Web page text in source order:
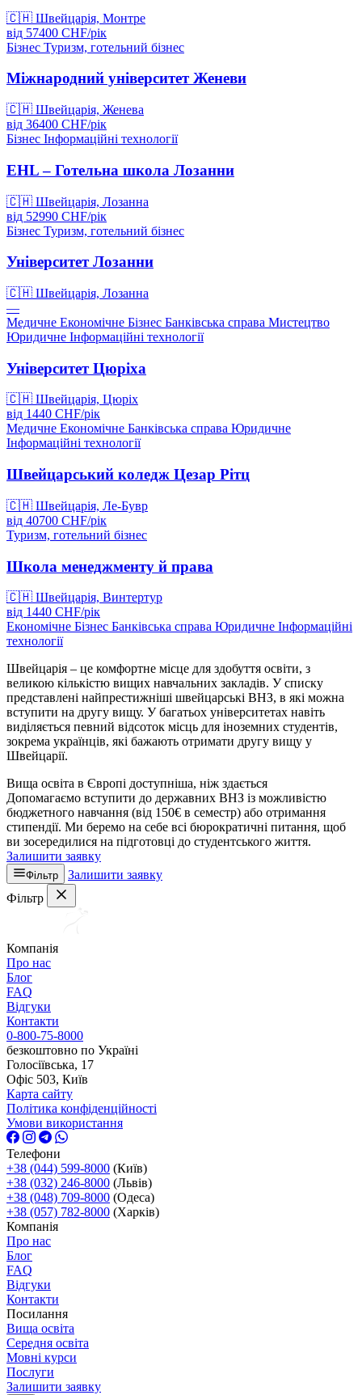
🇨🇭 Швейцарія, Монтре
від 57400 CHF/рік
Бізнес Туризм, готельний бізнес
Міжнародний університет Женеви
🇨🇭 Швейцарія, Женева
від 36400 CHF/рік
Бізнес Інформаційні технології
EHL – Готельна школа Лозанни
🇨🇭 Швейцарія, Лозанна
від 52990 CHF/рік
Бізнес Туризм, готельний бізнес
Університет Лозанни
🇨🇭 Швейцарія, Лозанна
—
Медичне Економічне Бізнес Банківська справа Мистецтво
Юридичне Інформаційні технології
Університет Цюріха
🇨🇭 Швейцарія, Цюріх
від 1440 CHF/рік
Медичне Економічне Банківська справа Юридичне
Інформаційні технології
Швейцарський коледж Цезар Рітц
🇨🇭 Швейцарія, Ле-Бувр
від 40700 CHF/рік
Туризм, готельний бізнес
Школа менеджменту й права
🇨🇭 Швейцарія, Винтертур
від 1440 CHF/рік
Економічне Бізнес Банківська справа Юридичне Інформаційні
технології
Швейцарія – це комфортне місце для здобуття освіти, з
великою кількістю вищих навчальних закладів. У списку
представлені найпрестижніші швейцарські ВНЗ, в які можна
вступити на другу вищу. У багатьох університетах навіть
виділяється певний відсоток місць для іноземних студентів,
зокрема українців, які бажають отримати другу вищу у
Швейцарії.
Вища освіта в Європі доступніша, ніж здається
Допомагаємо вступити до державних ВНЗ із можливістю
бюджетного навчання (від 150€ в семестр) або отримання
стипендії. Ми беремо на себе всі бюрократичні питання, щоб
ви зосередилися на підготовці до студентського життя.
Залишити заявку
Фільтр
Залишити заявку
Фільтр
Компанія
Про нас
Блог
FAQ
Відгуки
Контакти
0-800-75-8000
безкоштовно по Україні
Голосіївська, 17
Офіс 503, Київ
Карта сайту
Політика конфіденційності
Умови використання
Телефони
+38 (044) 599-8000 (Київ)
+38 (032) 246-8000 (Львів)
+38 (048) 709-8000 (Одеса)
+38 (057) 782-8000 (Харків)
Компанія
Про нас
Блог
FAQ
Відгуки
Контакти
Посилання
Вища освіта
Середня освіта
Мовні курси
Послуги
Залишити заявку